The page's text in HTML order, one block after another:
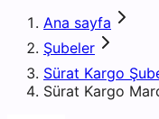
Ana sayfa
Şubeler
Sürat Kargo
Sürat Kargo